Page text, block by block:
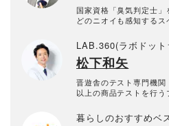
国家資格「臭気判定士
どのニオイも感知する
さない個人の臭気判定士
て10年以上のキャリア
LAB.360(ラボドッ
松下和矢
晋遊舎のテスト専門機
以上の商品テストを行う
を経て、民間の試験機関
スト方法の立案から試験
暮らしのおすすめベ